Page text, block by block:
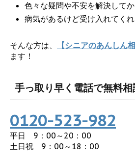
色々な疑問や不安を解決して
病気があるけど受け入れてくれ
そんな方は、 【シニアのあんしん相
ます！
手っ取り早く電話で無料相
0120-523-982
平日 9：00～20：00
土日祝 9：00～18：00